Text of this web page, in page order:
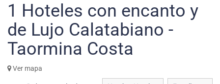
1 Hoteles con encanto y
de Lujo Calatabiano -
Taormina Costa
Ver mapa